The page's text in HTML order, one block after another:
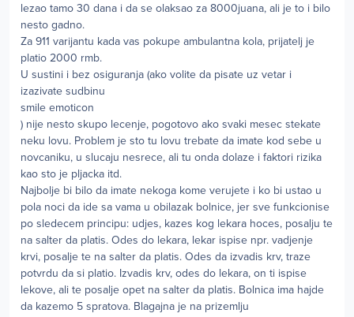
lezao tamo 30 dana i da se olaksao za 8000juana, ali je to i bilo
nesto gadno.
Za 911 varijantu kada vas pokupe ambulantna kola, prijatelj je
platio 2000 rmb.
U sustini i bez osiguranja (ako volite da pisate uz vetar i
izazivate sudbinu
smile emoticon
) nije nesto skupo lecenje, pogotovo ako svaki mesec stekate
neku lovu. Problem je sto tu lovu trebate da imate kod sebe u
novcaniku, u slucaju nesrece, ali tu onda dolaze i faktori rizika
kao sto je pljacka itd.
Najbolje bi bilo da imate nekoga kome verujete i ko bi ustao u
pola noci da ide sa vama u obilazak bolnice, jer sve funkcionise
po sledecem principu: udjes, kazes kog lekara hoces, posalju te
na salter da platis. Odes do lekara, lekar ispise npr. vadjenje
krvi, posalje te na salter da platis. Odes da izvadis krv, traze
potvrdu da si platio. Izvadis krv, odes do lekara, on ti ispise
lekove, ali te posalje opet na salter da platis. Bolnica ima hajde
da kazemo 5 spratova. Blagajna je na prizemlju